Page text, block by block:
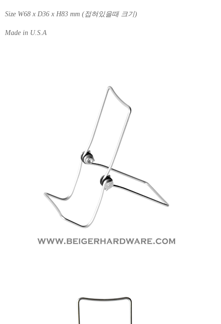
Size W68 x D36 x H83 mm (접혀있을때 크기)
Made in U.S.A